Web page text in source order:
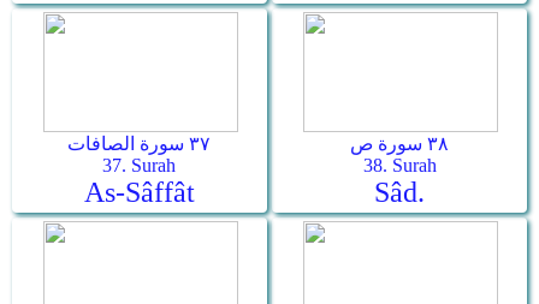
٣٧ سورة الصافات
37. Surah
As-Sâffât
٣٨ سورة ص
38. Surah
Sâd.